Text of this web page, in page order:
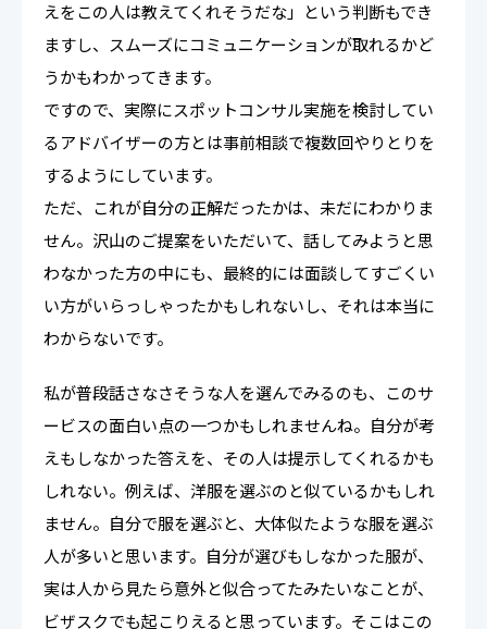
えをこの人は教えてくれそうだな」という判断もでき
ますし、スムーズにコミュニケーションが取れるかど
うかもわかってきます。
ですので、実際にスポットコンサル実施を検討してい
るアドバイザーの方とは事前相談で複数回やりとりを
するようにしています。
ただ、これが自分の正解だったかは、未だにわかりま
せん。沢山のご提案をいただいて、話してみようと思
わなかった方の中にも、最終的には面談してすごくい
い方がいらっしゃったかもしれないし、それは本当に
わからないです。
私が普段話さなさそうな人を選んでみるのも、このサ
ービスの面白い点の一つかもしれませんね。自分が考
えもしなかった答えを、その人は提示してくれるかも
しれない。例えば、洋服を選ぶのと似ているかもしれ
ません。自分で服を選ぶと、大体似たような服を選ぶ
人が多いと思います。自分が選びもしなかった服が、
実は人から見たら意外と似合ってたみたいなことが、
ビザスクでも起こりえると思っています。そこはこの